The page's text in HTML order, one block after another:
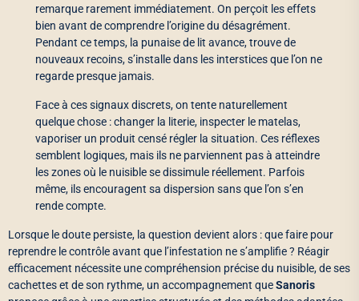
remarque rarement immédiatement. On perçoit les effets
bien avant de comprendre l’origine du désagrément.
Pendant ce temps, la punaise de lit avance, trouve de
nouveaux recoins, s’installe dans les interstices que l’on ne
regarde presque jamais.
Face à ces signaux discrets, on tente naturellement
quelque chose : changer la literie, inspecter le matelas,
vaporiser un produit censé régler la situation. Ces réflexes
semblent logiques, mais ils ne parviennent pas à atteindre
les zones où le nuisible se dissimule réellement. Parfois
même, ils encouragent sa dispersion sans que l’on s’en
rende compte.
Lorsque le doute persiste, la question devient alors : que faire pour
reprendre le contrôle avant que l’infestation ne s’amplifie ? Réagir
efficacement nécessite une compréhension précise du nuisible, de ses
cachettes et de son rythme, un accompagnement queSanoris